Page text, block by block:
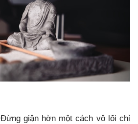
Đừng giận hờn một cách vô lối chỉ